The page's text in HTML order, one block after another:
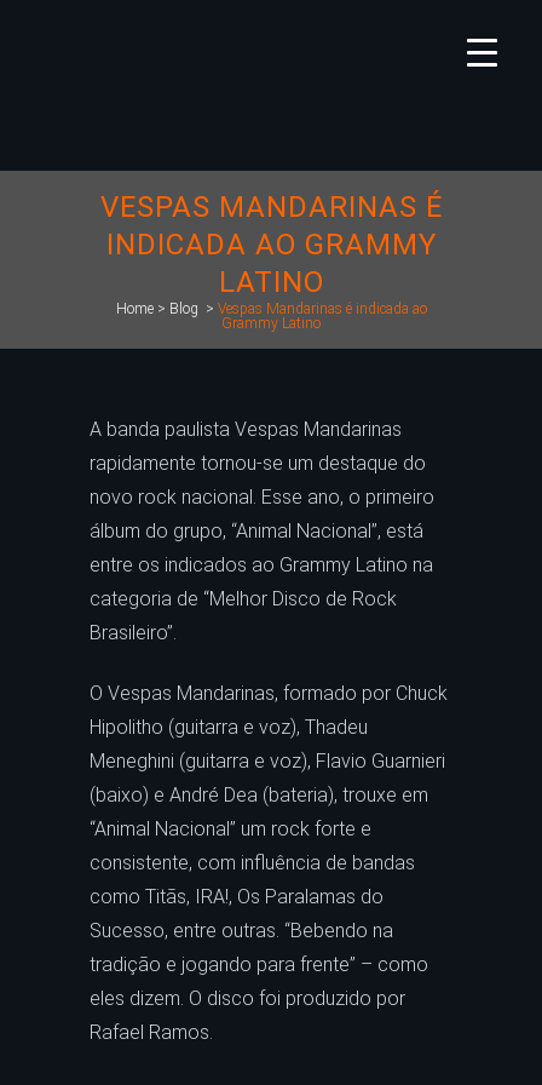
VESPAS MANDARINAS É
INDICADA AO GRAMMY
LATINO
Home> Blog > Vespas Mandarinas é indicada ao
Grammy Latino
A banda paulista Vespas Mandarinas
rapidamente tornou-se um destaque do
novo rock nacional. Esse ano, o primeiro
álbum do grupo, “Animal Nacional”, está
entre os indicados ao Grammy Latino na
categoria de “Melhor Disco de Rock
Brasileiro”.
O Vespas Mandarinas, formado por Chuck
Hipolitho (guitarra e voz), Thadeu
Meneghini (guitarra e voz), Flavio Guarnieri
(baixo) e André Dea (bateria), trouxe em
“Animal Nacional” um rock forte e
consistente, com influência de bandas
como Titãs, IRA!, Os Paralamas do
Sucesso, entre outras. “Bebendo na
tradição e jogando para frente” – como
eles dizem. O disco foi produzido por
Rafael Ramos.